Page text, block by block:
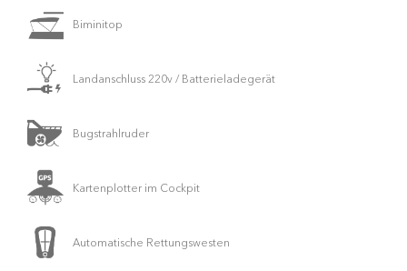
Biminitop
Landanschluss 220v / Batterieladegerät
Bugstrahlruder
Kartenplotter im Cockpit
Automatische Rettungswesten